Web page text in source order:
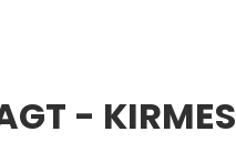
- KIRMES